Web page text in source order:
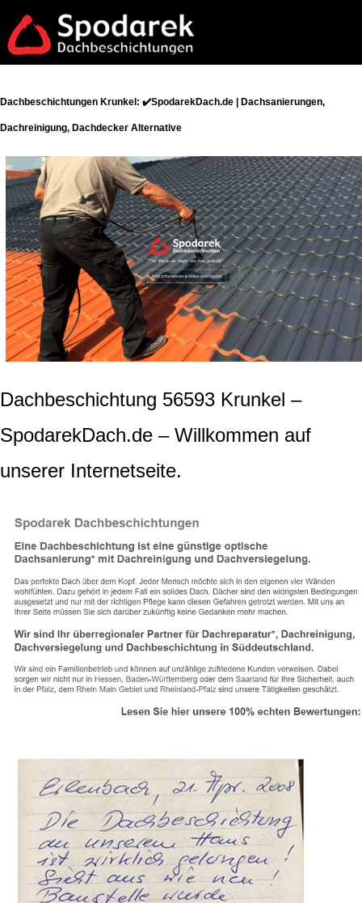
Dachbeschichtungen Krunkel: ✔️SpodarekDach.de | Dachsanierungen,
Dachreinigung, Dachdecker Alternative
Dachbeschichtung 56593 Krunkel –
SpodarekDach.de – Willkommen auf
unserer Internetseite.